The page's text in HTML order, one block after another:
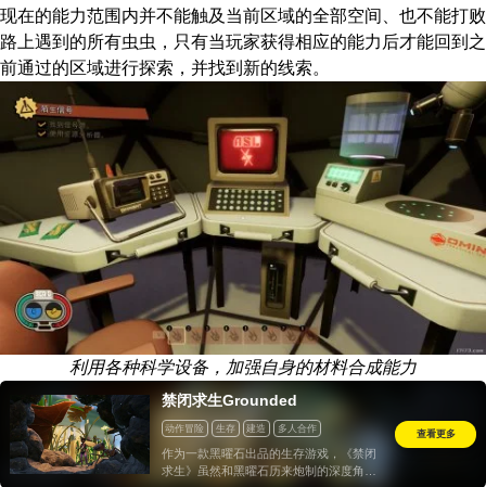
现在的能力范围内并不能触及当前区域的全部空间、也不能打败
路上遇到的所有虫虫，只有当玩家获得相应的能力后才能回到之
前通过的区域进行探索，并找到新的线索。
利用各种科学设备，加强自身的材料合成能力
禁闭求生Grounded
动作冒险 生存 建造 多人合作
作为一款黑曜石出品的生存游戏，《禁闭
求生》虽然和黑曜石历来炮制的深度角色
查看更多